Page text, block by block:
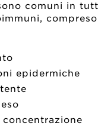
comuni in
epidermiche